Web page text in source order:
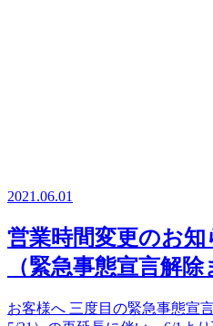
2021.06.01
営業時間変更のお知
（緊急事態宣言解除
お客様へ 三度目の緊急事態宣